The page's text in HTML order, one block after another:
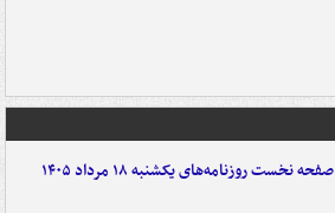
صفحه نخست روزنامه‌های یکشنبه ۱۸ مرداد ۱۴۰۵